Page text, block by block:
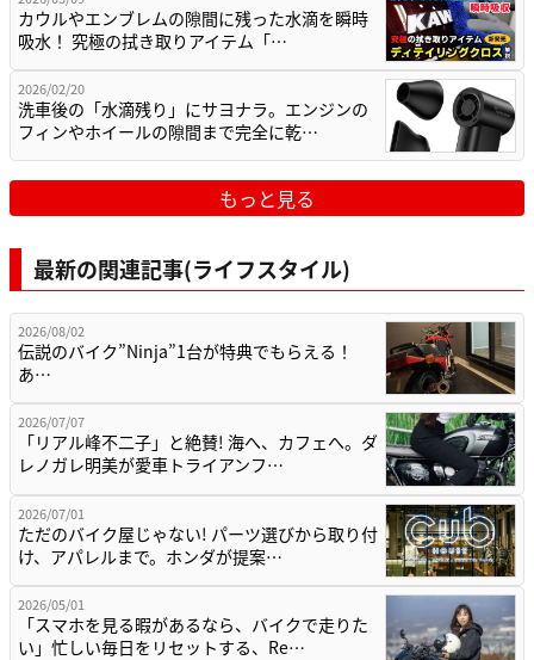
カウルやエンブレムの隙間に残った水滴を瞬時
吸水！ 究極の拭き取りアイテム「…
2026/02/20
洗車後の「水滴残り」にサヨナラ。エンジンの
フィンやホイールの隙間まで完全に乾…
もっと見る
最新の関連記事(ライフスタイル)
2026/08/02
伝説のバイク”Ninja”1台が特典でもらえる！
あ…
2026/07/07
「リアル峰不二子」と絶賛! 海へ、カフェへ。ダ
レノガレ明美が愛車トライアンフ…
2026/07/01
ただのバイク屋じゃない! パーツ選びから取り付
け、アパレルまで。ホンダが提案…
2026/05/01
「スマホを見る暇があるなら、バイクで走りた
い」忙しい毎日をリセットする、Re…